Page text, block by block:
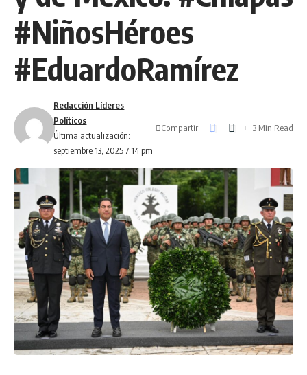
#NiñosHéroes
#EduardoRamírez
Última actualización:
septiembre 13, 2025 7:14 pm
Redacción Líderes
Políticos
Compartir 3 Min Read